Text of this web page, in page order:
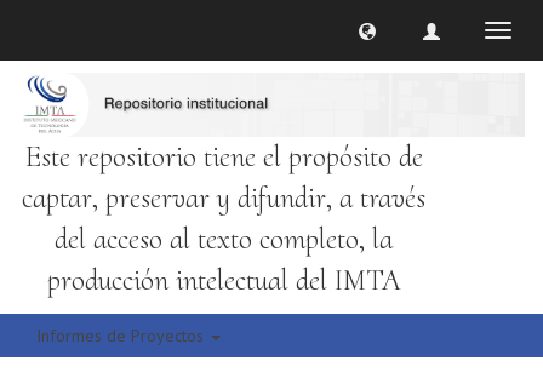
Este repositorio tiene el propósito de
captar, preservar y difundir, a través
del acceso al texto completo, la
producción intelectual del IMTA
Informes de Proyectos